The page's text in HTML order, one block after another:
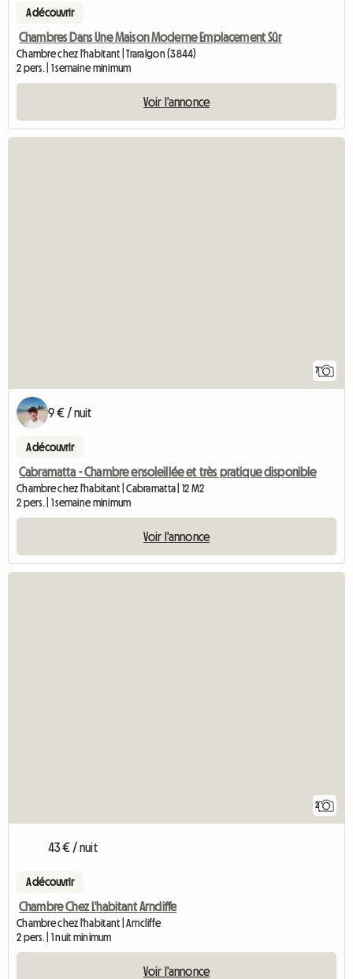
A découvrir
Chambres Dans Une Maison Moderne Emplacement Sûr
Chambre chez l'habitant | Traralgon (3844)
2 pers. | 1 semaine minimum
Voir l'annonce
7
9 € / nuit
A découvrir
Cabramatta - Chambre ensoleillée et très pratique disponible
Chambre chez l'habitant | Cabramatta | 12 M2
2 pers. | 1 semaine minimum
Voir l'annonce
2
43 € / nuit
A découvrir
Chambre Chez L'habitant Arncliffe
Chambre chez l'habitant | Arncliffe
2 pers. | 1 nuit minimum
Voir l'annonce